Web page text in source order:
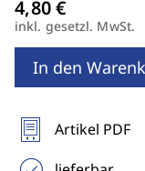
inkl. gesetzl. MwSt.
In den
Artikel PDF